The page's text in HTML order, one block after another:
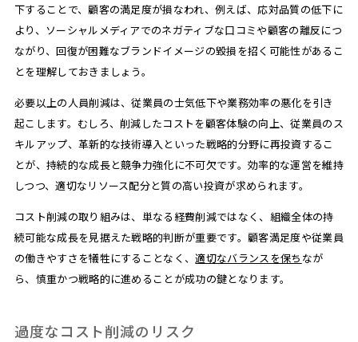
下することで、顧客の満足度が損なわれ、例えば、応対品質の低下に
より、ソーシャルメディアでのネガティブな口コミや顧客の離反につ
ながり、回復が困難なブランドイメージの毀損を招く可能性があるこ
とを理解しておきましょう。
必要以上の人員削減は、従業員の士気低下や業務効率の悪化を引き
起こします。むしろ、削減したコストを顧客体験の向上、従業員のス
キルアップ、革新的な技術導入といった戦略的分野に再投資するこ
とが、持続的な成長と競争力強化に不可欠です。効率的な運営を維持
しつつ、適切なリソース配分と質の高い投資が求められます。
コスト削減の取り組みは、単なる経費削減ではなく、組織全体の持
続可能な成長を見据えた戦略的判断が重要です。顧客満足度や従業員
の働きやすさを犠牲にすることなく、適切なバランスを保ち なが
ら、慎重かつ戦略的に進めることが成功の鍵となります。
過度なコスト削減のリスク